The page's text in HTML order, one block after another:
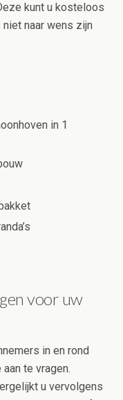
kunt u kosteloos
naar wens zijn
in 1
voor uw
in en rond
te vragen.
u vervolgens